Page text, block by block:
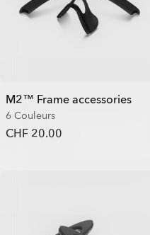
M2™ Frame accessories
6 Couleurs
CHF 20.00